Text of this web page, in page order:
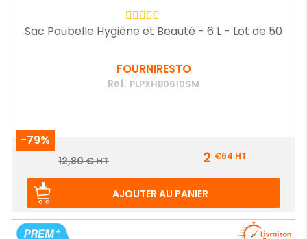
Sac Poubelle Hygiène et Beauté - 6 L - Lot de 50
FOURNIRESTO
Ref. PLPXHB0610SM
-79%
Prix
Prix
12,80 € HT 2 €64 HT
AJOUTER AU PANIER